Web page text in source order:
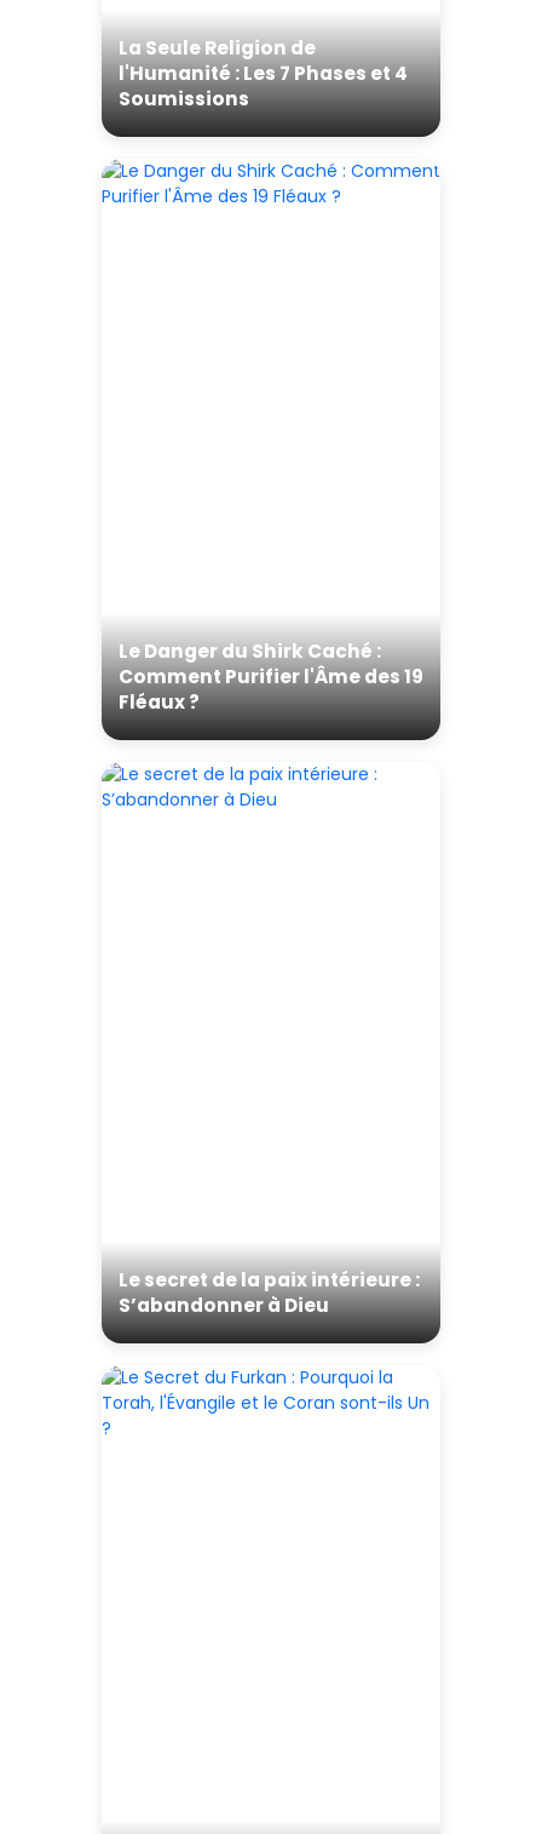
La Seule Religion de
l'Humanité : Les 7 Phases et 4
Soumissions
Le Danger du Shirk Caché :
Comment Purifier l'Âme des 19
Fléaux ?
Le secret de la paix intérieure :
S’abandonner à Dieu